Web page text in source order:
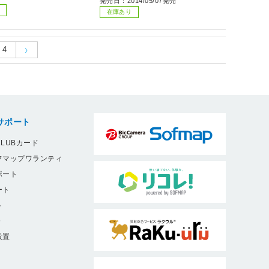
在庫あり
4
ポート
カード
ップワランティ
ト
置